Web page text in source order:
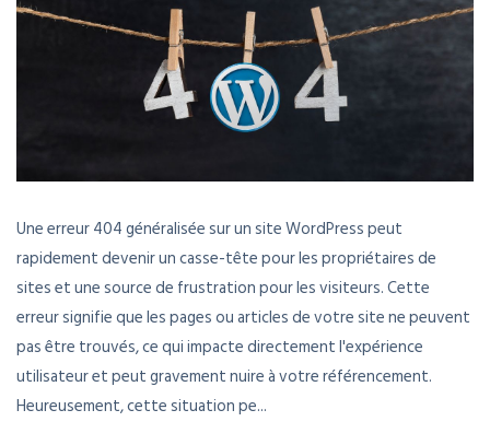
Une erreur 404 généralisée sur un site WordPress peut
rapidement devenir un casse-tête pour les propriétaires de
sites et une source de frustration pour les visiteurs. Cette
erreur signifie que les pages ou articles de votre site ne peuvent
pas être trouvés, ce qui impacte directement l'expérience
utilisateur et peut gravement nuire à votre référencement.
Heureusement, cette situation pe...